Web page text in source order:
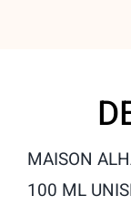
MAISON
100 ML